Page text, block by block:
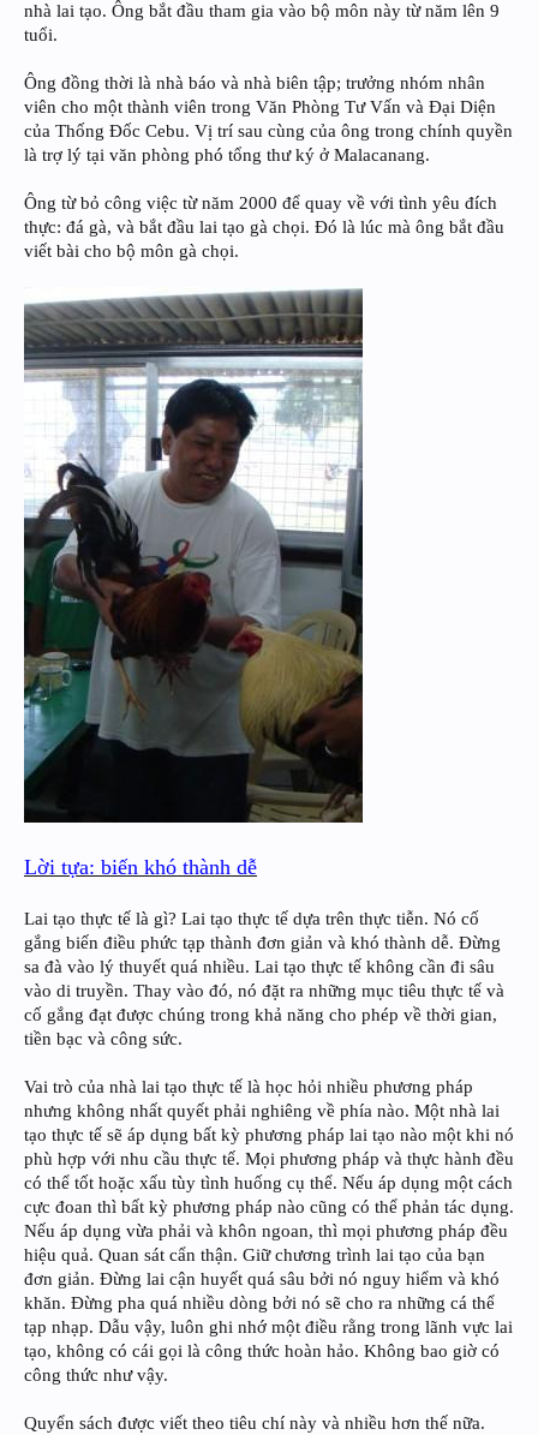
nhà lai tạo. Ông bắt đầu tham gia vào bộ môn này từ năm lên 9
tuổi.
Ông đồng thời là nhà báo và nhà biên tập; trưởng nhóm nhân
viên cho một thành viên trong Văn Phòng Tư Vấn và Đại Diện
của Thống Đốc Cebu. Vị trí sau cùng của ông trong chính quyền
là trợ lý tại văn phòng phó tổng thư ký ở Malacanang.
Ông từ bỏ công việc từ năm 2000 để quay về với tình yêu đích
thực: đá gà, và bắt đầu lai tạo gà chọi. Đó là lúc mà ông bắt đầu
viết bài cho bộ môn gà chọi.
Lời tựa: biến khó thành dễ
Lai tạo thực tế là gì? Lai tạo thực tế dựa trên thực tiễn. Nó cố
gắng biến điều phức tạp thành đơn giản và khó thành dễ. Đừng
sa đà vào lý thuyết quá nhiều. Lai tạo thực tế không cần đi sâu
vào di truyền. Thay vào đó, nó đặt ra những mục tiêu thực tế và
cố gắng đạt được chúng trong khả năng cho phép về thời gian,
tiền bạc và công sức.
Vai trò của nhà lai tạo thực tế là học hỏi nhiều phương pháp
nhưng không nhất quyết phải nghiêng về phía nào. Một nhà lai
tạo thực tế sẽ áp dụng bất kỳ phương pháp lai tạo nào một khi nó
phù hợp với nhu cầu thực tế. Mọi phương pháp và thực hành đều
có thể tốt hoặc xấu tùy tình huống cụ thể. Nếu áp dụng một cách
cực đoan thì bất kỳ phương pháp nào cũng có thể phản tác dụng.
Nếu áp dụng vừa phải và khôn ngoan, thì mọi phương pháp đều
hiệu quả. Quan sát cẩn thận. Giữ chương trình lai tạo của bạn
đơn giản. Đừng lai cận huyết quá sâu bởi nó nguy hiểm và khó
khăn. Đừng pha quá nhiều dòng bởi nó sẽ cho ra những cá thể
tạp nhạp. Dẫu vậy, luôn ghi nhớ một điều rằng trong lãnh vực lai
tạo, không có cái gọi là công thức hoàn hảo. Không bao giờ có
công thức như vậy.
Quyển sách được viết theo tiêu chí này và nhiều hơn thế nữa.